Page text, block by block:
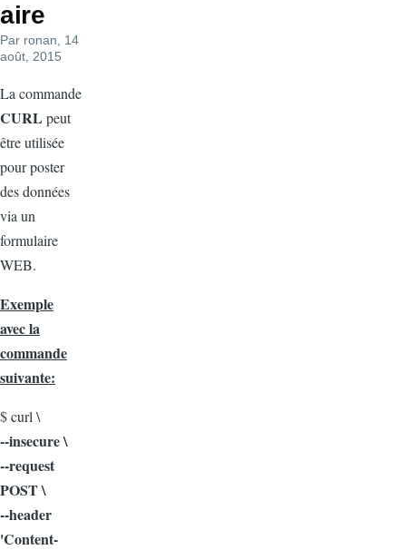
aire
Par ronan , 14
août, 2015
La commande
CURL peut
être utilisée
pour poster
des données
via un
formulaire
WEB.
Exemple
avec la
commande
suivante:
$ curl \
--insecure \
--request
POST \
--header
'Content-